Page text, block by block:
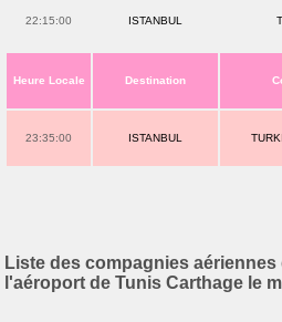
22:15:00 ISTANBUL
Heure Locale Destination
23:35:00 ISTANBUL
Liste des compagnies
l'aéroport de Tunis Carthage le